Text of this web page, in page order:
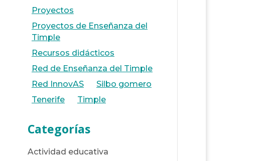
Proyectos
Proyectos de Enseñanza del
Timple
Recursos didácticos
Red de Enseñanza del Timple
Red InnovAS
Silbo gomero
Tenerife
Timple
Categorías
Actividad educativa